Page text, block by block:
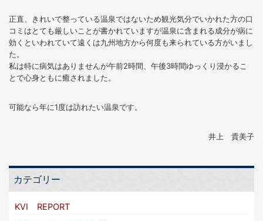
正直、きれいで整っている温泉ではないため観光気分でいかれた方の口
コミはとても厳しいことが書かれていますが温泉に含まれる成分が病に
効くといわれていて遠くは九州地方から何度も来られている方がいまし
た。
私は特に病気はありませんが午前2時間、午後3時間ゆっくり浸かるこ
とで心身ともに癒されました。
可能なら年に1度は訪れたい温泉です。
井上 貴美子
カテゴリー
KVI REPORT